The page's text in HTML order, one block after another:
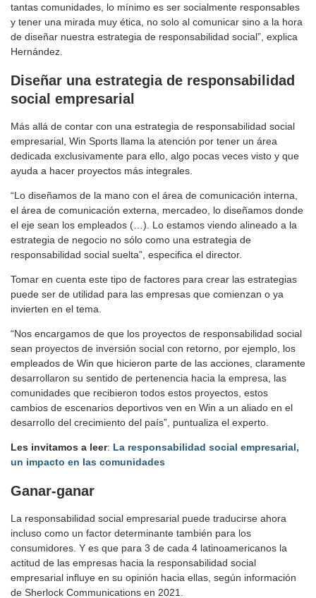
tantas comunidades, lo mínimo es ser socialmente responsables
y tener una mirada muy ética, no solo al comunicar sino a la hora
de diseñar nuestra estrategia de responsabilidad social”, explica
Hernández.
Diseñar una estrategia de responsabilidad
social empresarial
Más allá de contar con una estrategia de responsabilidad social
empresarial, Win Sports llama la atención por tener un área
dedicada exclusivamente para ello, algo pocas veces visto y que
ayuda a hacer proyectos más integrales.
“Lo diseñamos de la mano con el área de comunicación interna,
el área de comunicación externa, mercadeo, lo diseñamos donde
el eje sean los empleados (…). Lo estamos viendo alineado a la
estrategia de negocio no sólo como una estrategia de
responsabilidad social suelta”, especifica el director.
Tomar en cuenta este tipo de factores para crear las estrategias
puede ser de utilidad para las empresas que comienzan o ya
invierten en el tema.
“Nos encargamos de que los proyectos de responsabilidad social
sean proyectos de inversión social con retorno, por ejemplo, los
empleados de Win que hicieron parte de las acciones, claramente
desarrollaron su sentido de pertenencia hacia la empresa, las
comunidades que recibieron todos estos proyectos, estos
cambios de escenarios deportivos ven en Win a un aliado en el
desarrollo del crecimiento del país”, puntualiza el experto.
Les invitamos a leer: La responsabilidad social empresarial,
un impacto en las comunidades
Ganar-ganar
La responsabilidad social empresarial puede traducirse ahora
incluso como un factor determinante también para los
consumidores. Y es que para 3 de cada 4 latinoamericanos la
actitud de las empresas hacia la responsabilidad social
empresarial influye en su opinión hacia ellas, según información
de Sherlock Communications en 2021.